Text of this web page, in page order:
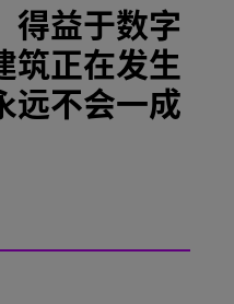
得益于数字
筑正在发生
远不会一成